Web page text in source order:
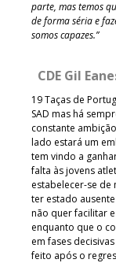
parte, mas temos
de forma séria e
somos capazes.”
CDE Gil
19 Taças de
SAD mas há
constante
lado estará um
tem vindo a
falta às jovens
estabelecer-se de
ter estado
não quer facilitar
enquanto que o
em fases
feito após o